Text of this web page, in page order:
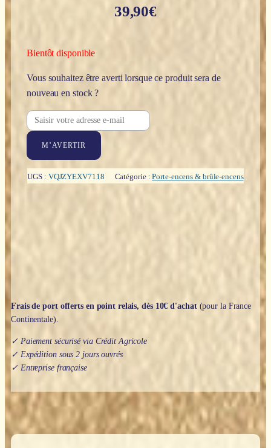
39,90€
Bientôt disponible
Vous souhaitez être averti lorsque ce produit sera de
nouveau en stock ?
M’AVERTIR
UGS : VQJZYEXV7118 Catégorie :Porte-encens & brûle-encens
Frais de port offerts en point relais, dès 10€ d'achat(pour la France
Continentale).
✓ Paiement sécurisé via Crédit Agricole
✓ Expédition sous 2 jours ouvrés
✓ Entreprise française